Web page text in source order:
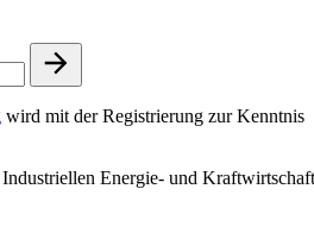
wird mit der Registrierung zur Kenntnis
Energie- und Kraftwirtschaft